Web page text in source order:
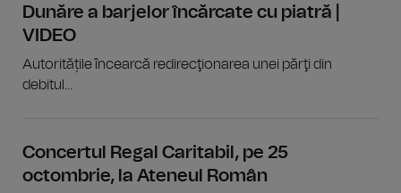
Dunăre a barjelor încărcate cu piatră |
VIDEO
Autoritățile încearcă redirecţionarea unei părţi din
debitul...
Concertul Regal Caritabil, pe 25
octombrie, la Ateneul Român